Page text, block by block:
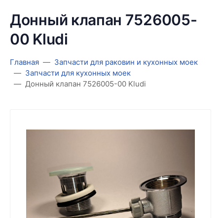
Донный клапан 7526005-
00 Kludi
Главная
Запчасти для раковин и кухонных моек
Запчасти для кухонных моек
Донный клапан 7526005-00 Kludi